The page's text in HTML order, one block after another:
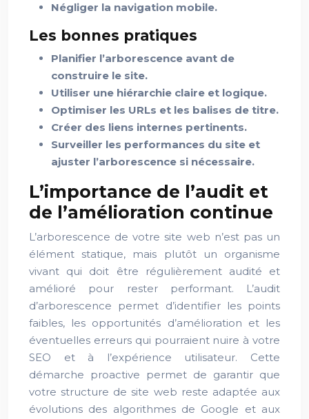
Négliger la navigation mobile.
Les bonnes pratiques
Planifier l’arborescence avant de
construire le site.
Utiliser une hiérarchie claire et logique.
Optimiser les URLs et les balises de titre.
Créer des liens internes pertinents.
Surveiller les performances du site et
ajuster l’arborescence si nécessaire.
L’importance de l’audit et
de l’amélioration continue
L’arborescence de votre site web n’est pas un
élément statique, mais plutôt un organisme
vivant qui doit être régulièrement audité et
amélioré pour rester performant. L’audit
d’arborescence permet d’identifier les points
faibles, les opportunités d’amélioration et les
éventuelles erreurs qui pourraient nuire à votre
SEO et à l’expérience utilisateur. Cette
démarche proactive permet de garantir que
votre structure de site web reste adaptée aux
évolutions des algorithmes de Google et aux